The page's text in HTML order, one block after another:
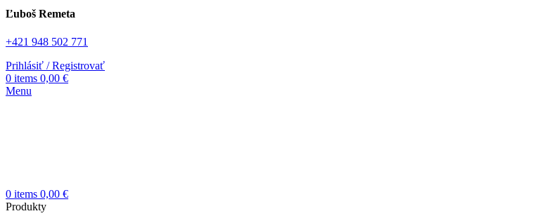
Ľuboš Remeta
+421 948 502 771
Prihlásiť / Registrovať
0 items 0,00 €
Menu
0 items 0,00 €
Produkty